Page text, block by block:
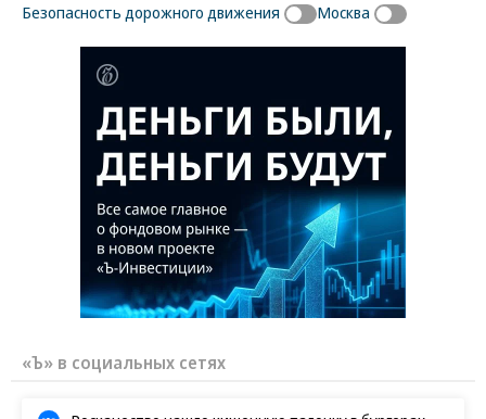
Безопасность дорожного движения
Москва
«Ъ» в социальных сетях